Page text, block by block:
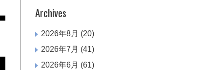
Archives
2026年8月 (20)
2026年7月 (41)
2026年6月 (61)